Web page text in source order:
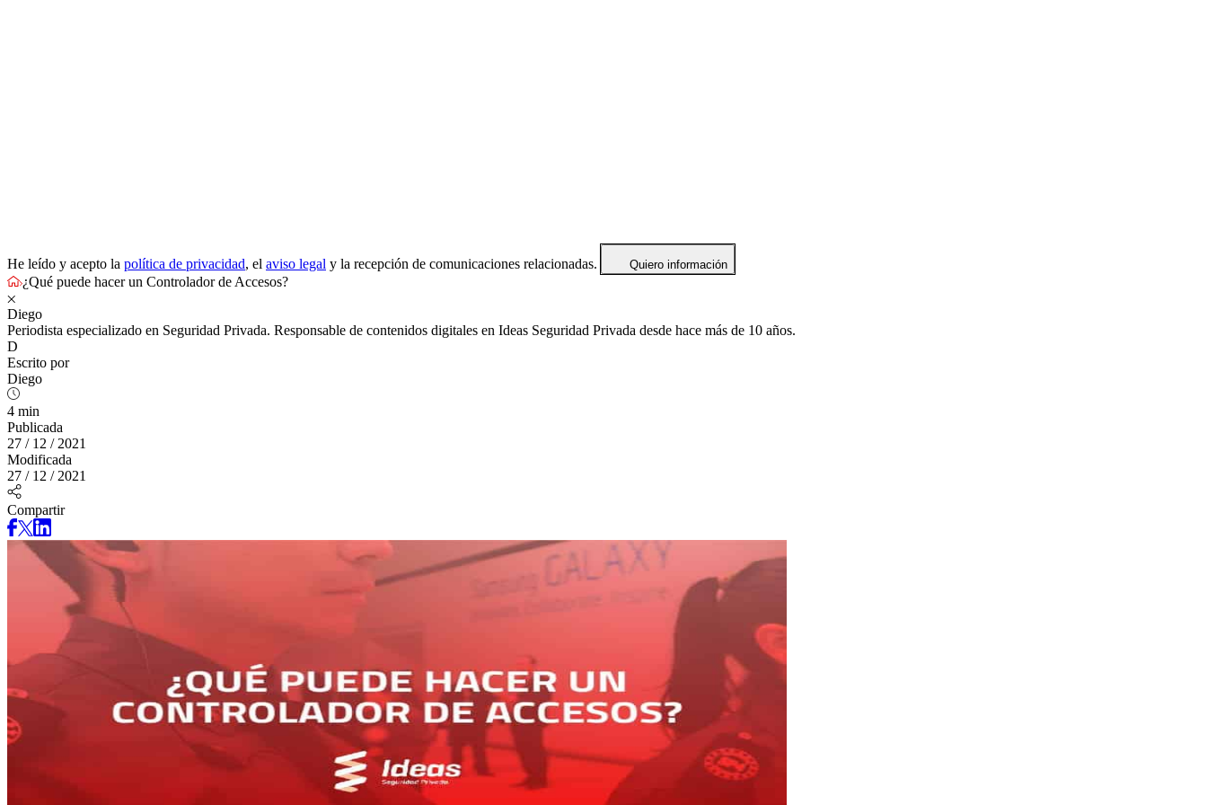
He leído y acepto la política de privacidad, el aviso legal y la recepción de comunicaciones relacionadas. Quiero información
¿Qué puede hacer un Controlador de Accesos?
Diego
Periodista especializado en Seguridad Privada. Responsable de contenidos digitales en Ideas Seguridad Privada desde hace más de 10 años.
D
Escrito por
Diego
4 min
Publicada
27 / 12 / 2021
Modificada
27 / 12 / 2021
Compartir